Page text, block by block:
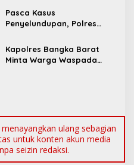
Retribusi Baru
Pasca Kasus
Penyelundupan, Polres
Sinergi Pengamanan di
Pelabuhan Tanjung Kalian
Kapolres Bangka Barat
Minta Warga Waspada
ulang sebagian
untuk konten akun media
seizin redaksi.